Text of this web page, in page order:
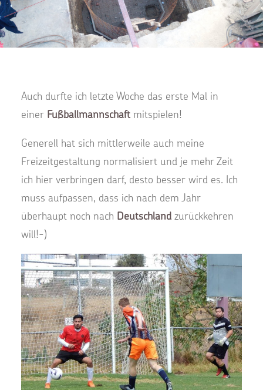
Auch durfte ich letzte Woche das erste Mal in
einer Fußballmannschaft mitspielen!
Generell hat sich mittlerweile auch meine
Freizeitgestaltung normalisiert und je mehr Zeit
ich hier verbringen darf, desto besser wird es. Ich
muss aufpassen, dass ich nach dem Jahr
überhaupt noch nach Deutschland zurückkehren
will!-)